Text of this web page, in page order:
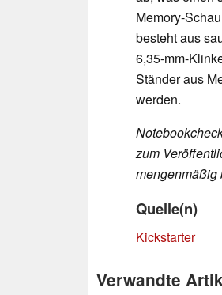
Memory-
besteht aus
6,35-mm-
Ständer aus
werden.
zum
mengenmäßig
Quelle(n)
Kickstarter
Verwandte